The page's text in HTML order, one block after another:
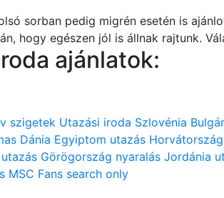
sorban pedig migrén esetén is
hogy egészen jól is állnak rajtunk.
ajánlatok:
szigetek Utazási iroda Szlovénia
Dánia Egyiptom utazás
Görögország nyaralás Jordánia
MSC Fans search only